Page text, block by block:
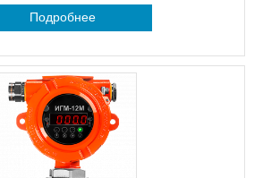
Подробнее